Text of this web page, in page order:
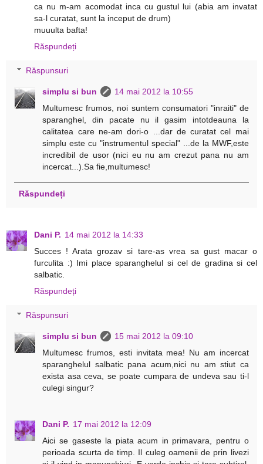
ca nu m-am acomodat inca cu gustul lui (abia am invatat
sa-l curatat, sunt la inceput de drum)
muuulta bafta!
Răspundeți
Răspunsuri
simplu si bun
14 mai 2012 la 10:55
Multumesc frumos, noi suntem consumatori "inraiti" de
sparanghel, din pacate nu il gasim intotdeauna la
calitatea care ne-am dori-o ...dar de curatat cel mai
simplu este cu "instrumentul special" ...de la MWF,este
incredibil de usor (nici eu nu am crezut pana nu am
incercat...).Sa fie,multumesc!
Răspundeți
Dani P. 14 mai 2012 la 14:33
Succes ! Arata grozav si tare-as vrea sa gust macar o
furculita :) Imi place sparanghelul si cel de gradina si cel
salbatic.
Răspundeți
Răspunsuri
simplu si bun
15 mai 2012 la 09:10
Multumesc frumos, esti invitata mea! Nu am incercat
sparanghelul salbatic pana acum,nici nu am stiut ca
exista asa ceva, se poate cumpara de undeva sau ti-l
culegi singur?
Dani P. 17 mai 2012 la 12:09
Aici se gaseste la piata acum in primavara, pentru o
perioada scurta de timp. Il culeg oamenii de prin livezi